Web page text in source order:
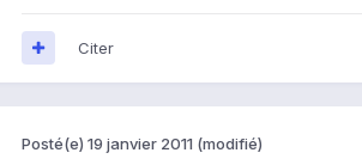
Citer
Posté(e) 19 janvier 2011 (modifié)